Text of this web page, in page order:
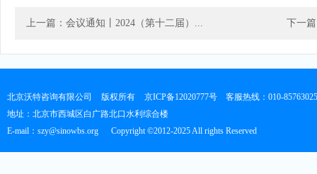
上一篇：会议通知丨2024（第十二届）... 下一
北京沃特咨询有限公司 版权所有 京ICP备12020777号 客服热线：010-85763025
地址：北京市西城区白广路北口水利综合楼
E-mail：szy@sinowbs.org
Copyright ©2012-2025 All rights Reserved